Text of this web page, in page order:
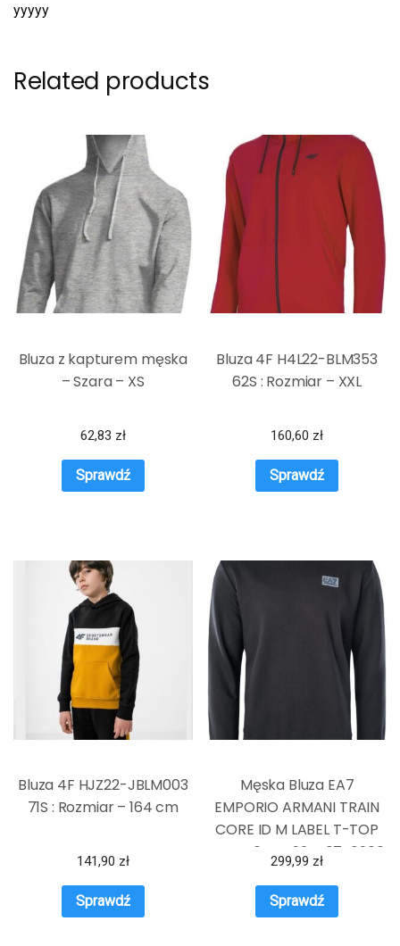
yyyyy
Related products
Bluza z kapturem męska
– Szara – XS
62,83 zł
Sprawdź
Bluza 4F H4L22-BLM353
62S : Rozmiar – XXL
160,60 zł
Sprawdź
Bluza 4F HJZ22-JBLM003
71S : Rozmiar – 164 cm
141,90 zł
Sprawdź
Męska Bluza EA7
EMPORIO ARMANI TRAIN
CORE ID M LABEL T-TOP
RN BR 6HPM92PJ07Z0200
299,99 zł
Sprawdź